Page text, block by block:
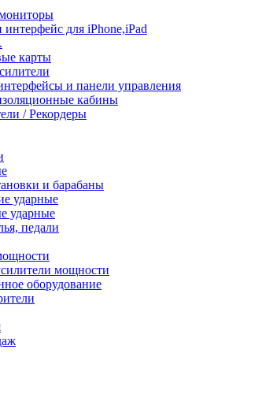
для iPhone,iPad
карты
и панели управления
кабины
/ Рекордеры
и барабаны
ударные
ударные
педали
мощности
оборудование